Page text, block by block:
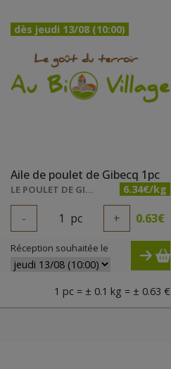
dès jeudi 13/08 (10:00)
Aile de poulet de Gibecq 1pc
LE POULET DE GIBECQ 6.34€/kg
- 1 pc + 0.63€
Réception souhaitée le
1 pc = ± 0.1 kg = ± 0.63 €